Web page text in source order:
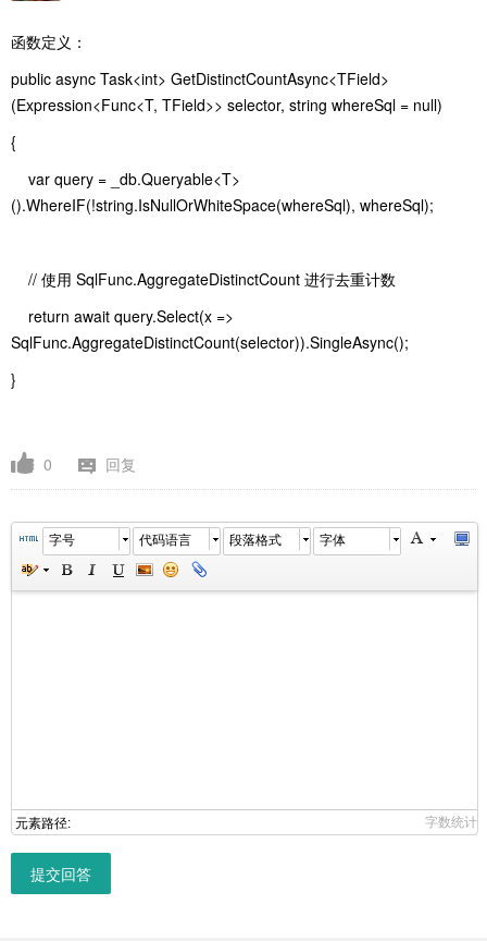
函数定义：
public async Task<int> GetDistinctCountAsync<TField>
(Expression<Func<T, TField>> selector, string whereSql = null)
{
var query = _db.Queryable<T>
().WhereIF(!string.IsNullOrWhiteSpace(whereSql), whereSql);
// 使用 SqlFunc.AggregateDistinctCount 进行去重计数
return await query.Select(x =>
SqlFunc.AggregateDistinctCount(selector)).SingleAsync();
}
0 回复
字号 代码语言 段落格式 字体
元素路径: 字数统计
提交回答